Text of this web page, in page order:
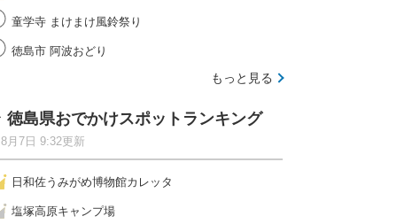
童学寺 まけまけ風鈴祭り
徳島市 阿波おどり
もっと見る
徳島県おでかけスポットランキング
8月7日 9:32更新
日和佐うみがめ博物館カレッタ
塩塚高原キャンプ場